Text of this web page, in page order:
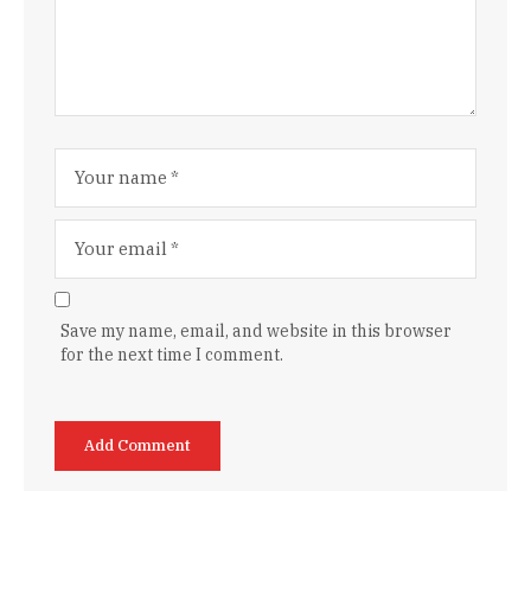
Save my name, email, and website in this browser
for the next time I comment.